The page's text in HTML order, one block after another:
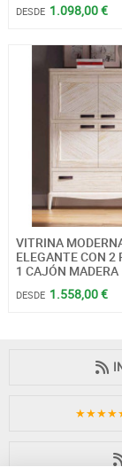
DESDE 1.098,00 €
VITRINA
ELEGANTE CON 2
1 CAJÓN MADERA
DESDE 1.558,00 €